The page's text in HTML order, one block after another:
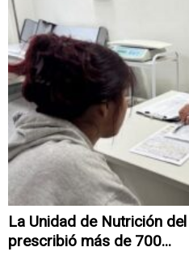
La Unidad de Nutrición
prescribió más de 700...